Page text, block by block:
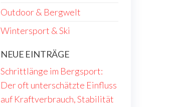
Outdoor & Bergwelt
Wintersport & Ski
NEUE EINTRÄGE
Schrittlänge im Bergsport:
Der oft unterschätzte Einfluss
auf Kraftverbrauch, Stabilität